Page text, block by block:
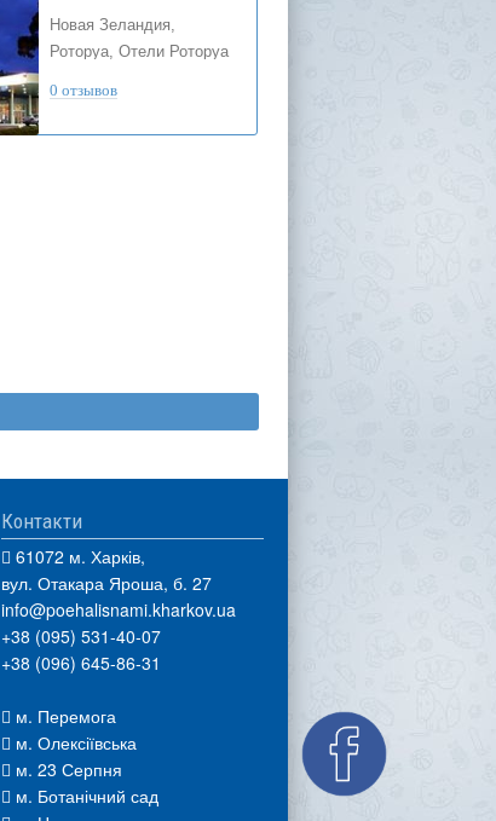
Новая Зеландия,
Роторуа, Отели Роторуа
0 отзывов
Контакти
61072 м. Харків,
вул. Отакара Яроша, б. 27
info@poehalisnami.kharkov.ua
+38 (095) 531-40-07
+38 (096) 645-86-31
м. Перемога
м. Олексіївська
м. 23 Серпня
м. Ботанічний сад